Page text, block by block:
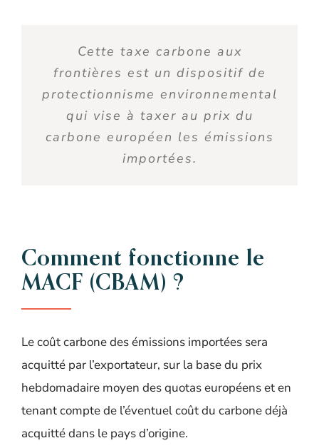
Cette taxe carbone aux
frontières est un dispositif de
protectionnisme environnemental
qui vise à taxer au prix du
carbone européen les émissions
importées.
Comment fonctionne le
MACF (CBAM) ?
Le coût carbone des émissions importées sera
acquitté par l’exportateur, sur la base du prix
hebdomadaire moyen des quotas européens et en
tenant compte de l’éventuel coût du carbone déjà
acquitté dans le pays d’origine.